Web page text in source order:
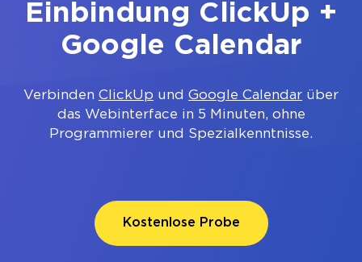
Einbindung ClickUp +
Google Calendar
Verbinden ClickUp und Google Calendar über
das Webinterface in 5 Minuten, ohne
Programmierer und Spezialkenntnisse.
Kostenlose Probe